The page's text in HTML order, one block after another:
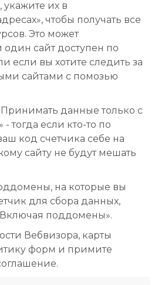
укажите их в
чтобы получать все
Это может
один сайт доступен по
если вы хотите следить за
сайтами с помозью
данные только с
тогда если кто-то по
код счетчика себе на
сайту не будут мешать
на которые вы
для сбора данных,
поддомены».
Вебвизора, карты
форм и примите